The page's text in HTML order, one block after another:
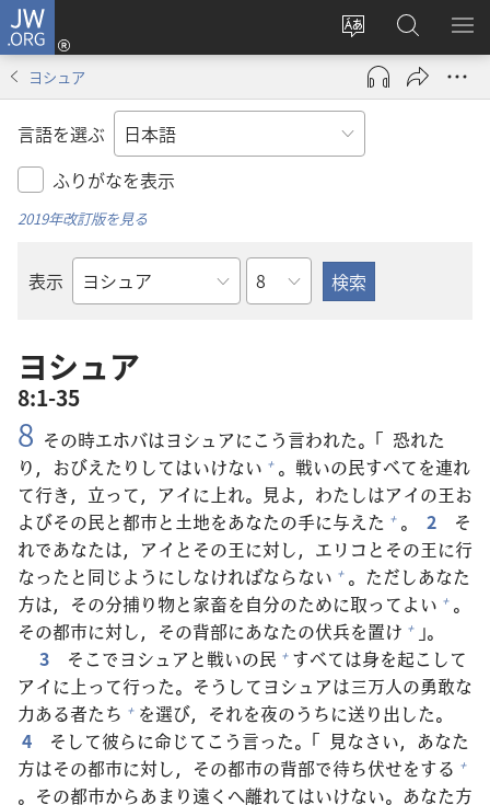
JW.ORG
サ
イ
ト
の
言
え
る
ロ
グ
ン
し
で
開
JW.ORG
の
検
メ
を
ヨシュア
言語を選ぶ
ふりがなを表示
2019年改訂版を見る
表示
聖
書
名
章
ヨシュア
8:1-35
8 その時エホバはヨシュアにこう言われた。「 恐れた
り，おびえたりしてはいけない + 。 戦いの民すべてを連れ
て行き， 立って，アイに 上れ。 見よ，わたしはアイの王お
よびその民と都市と土地をあなたの手に与えた + 。 2
そ
れであなたは，アイとその王に対し，エリコとその王に行
なったと同じようにしなければならない + 。ただしあなた
方は，その分捕り物と家畜を自分のために取ってよい + 。
その都市に対し，その背部にあなたの伏兵を置け + 」。
3
そこでヨシュアと戦いの民 + すべては身を起こして
アイに 上って行った。そうしてヨシュアは三万人の勇敢な
力ある者たち + を選び，それを夜のうちに送り出した。
4
そして彼らに命じてこう言った。「 見なさい，あなた
方はその都市に対し，その都市の背部で待ち伏せをする +
。その都市からあまり遠くへ離れてはいけない。あなた方